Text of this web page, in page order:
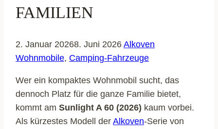
FAMILIEN
2. Januar 20268. Juni 2026 Alkoven
Wohnmobile, Camping-Fahrzeuge
Wer ein kompaktes Wohnmobil sucht, das
dennoch Platz für die ganze Familie bietet,
kommt am Sunlight A 60 (2026) kaum vorbei.
Als kürzestes Modell der Alkoven-Serie von